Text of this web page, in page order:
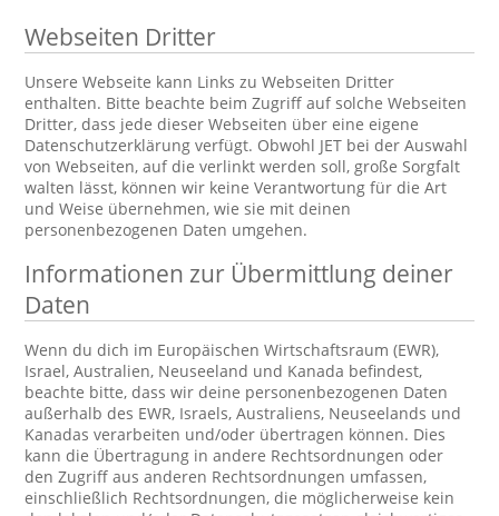
Webseiten Dritter
Unsere Webseite kann Links zu Webseiten Dritter
enthalten. Bitte beachte beim Zugriff auf solche Webseiten
Dritter, dass jede dieser Webseiten über eine eigene
Datenschutzerklärung verfügt. Obwohl JET bei der Auswahl
von Webseiten, auf die verlinkt werden soll, große Sorgfalt
walten lässt, können wir keine Verantwortung für die Art
und Weise übernehmen, wie sie mit deinen
personenbezogenen Daten umgehen.
Informationen zur Übermittlung deiner
Daten
Wenn du dich im Europäischen Wirtschaftsraum (EWR),
Israel, Australien, Neuseeland und Kanada befindest,
beachte bitte, dass wir deine personenbezogenen Daten
außerhalb des EWR, Israels, Australiens, Neuseelands und
Kanadas verarbeiten und/oder übertragen können. Dies
kann die Übertragung in andere Rechtsordnungen oder
den Zugriff aus anderen Rechtsordnungen umfassen,
einschließlich Rechtsordnungen, die möglicherweise kein